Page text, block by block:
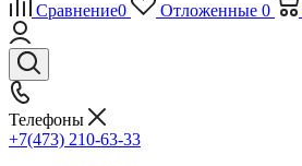
Сравнение0 Отложенные 0
Телефоны
+7(473) 210-63-33